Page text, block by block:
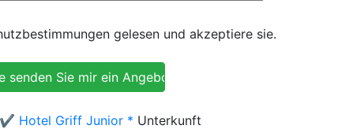
gelesen und akzeptiere sie.
✔️ Hotel Griff Junior * Unterkunft